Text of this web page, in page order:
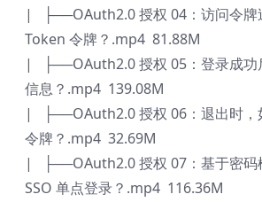
| ├──OAuth2.0 授权 04：访问令牌
Token 令牌？.mp4 81.88M
| ├──OAuth2.0 授权 05：登录成功
信息？.mp4 139.08M
| ├──OAuth2.0 授权 06：退出时，
令牌？.mp4 32.69M
| ├──OAuth2.0 授权 07：基于密码
SSO 单点登录？.mp4 116.36M